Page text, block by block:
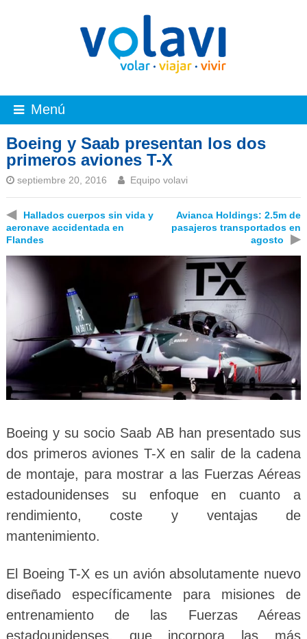
Menú
Boeing y Saab presentan los dos
primeros aviones T-X
septiembre 20, 2016 Equipo volavi
◀
Hallados cuerpos sin vida y
aeronave accidentada en
Flandes
Avianca Holdings: 2.5m de
pasajeros transportados en
agosto
▶
Boeing y su socio Saab AB han presentado sus
dos primeros aviones T-X en salir de la cadena
de montaje, para mostrar a las Fuerzas Aéreas
estadounidenses su enfoque en cuanto a
rendimiento, coste y ventajas de
mantenimiento.
El Boeing T-X es un avión absolutamente nuevo
diseñado específicamente para misiones de
entrenamiento de las Fuerzas Aéreas
estadounidenses, que incorpora las más